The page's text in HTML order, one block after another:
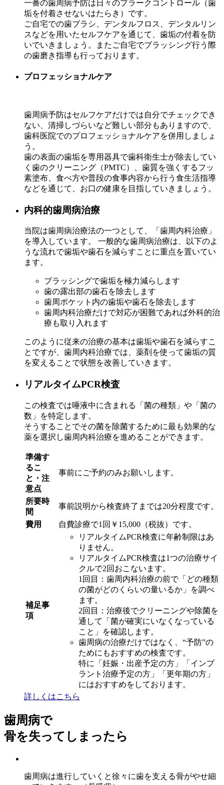
一番の歯周病予防は日々のプラークコントロール（歯
垢を付着させないはたらき）です。
ご自宅での歯ブラシ、デンタルフロス、デンタルリン
スなどを用いたセルフケアを通じて、歯垢の付着を防
いでいきましょう。またご自宅でブラッシング行う際
の歯磨き指導も行っております。
プロフェッショナルケア
歯周病予防はセルフケアだけでは自分でチェックでき
ない、清掃しづらいなど難しい部分もありますので、
歯科医院でのプロフェッショナルケアを併用しましょ
う。
歯の表面の歯垢を専用器具で歯科衛生士が除去してい
く歯のクリーニング（PMTC）、歯質を強くするフッ
素塗布、食べ方や普段の食事内容から行う食生活指導
などを通じて、お口の健康を目指していきましょう。
内科的歯周病治療
当院は歯周病治療法の一つとして、「歯周内科治療」
を導入しています。 一般的な歯周病治療は、以下のよ
うな流れで歯垢や歯石を減らすことに重点を置いてい
ます。
ブラッシングで歯垢を極力減らします
歯の露出部の歯石を除去します
歯周ポケット内の歯垢や歯石を除去します
歯周内科治療だけで対応が困難であれば外科的治
療も取り入れます
このように従来の治療の基本は歯垢や歯石を減らすこ
とですが、歯周内科治療では、薬剤を使って歯垢の質
を変えることで状態を改善していきます。
リアルタイムPCR検査
この検査では唾液中に含まれる「菌の種類」や「菌の
数」を特定します。
そうすることでその菌を除菌するために最も効果的な
薬を選択し歯周内科治療を進めることができます。
準備す
るこ
と・注
意点
事前にご予約のみお願いします。
所要時
間
事前説明から検査終了までは20分程度です。
費用 自費診療で1回￥15,000（税抜）です。
補足事
項
リアルタイムPCR検査に年齢制限はあ
りません。
リアルタイムPCR検査は1つの治療サイ
クルで2回おこないます。
1回目：歯周内科治療の前で「どの種類
の菌がどのくらいの量いるか」を調べ
ます。
2回目：治療後でクリーニングや除菌を
通して「菌が確実にいなくなっている
こと」を確認します。
歯周病の治療だけではなく、“予防”の
ためにもおすすめの検査です。
特に「妊娠・出産予定の方」「インプ
ラント治療予定の方」「更年期の方」
にはおすすめをしております。
詳しくはこちら
歯周病で
骨を失ってしまったら
歯周病は進行していくと徐々に歯を支える骨がやせ細